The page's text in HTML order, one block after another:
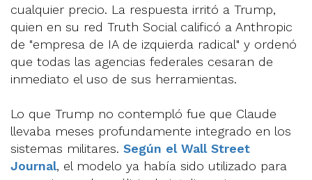
cualquier precio. La respuesta irritó a Trump,
quien en su red Truth Social calificó a Anthropic
de "empresa de IA de izquierda radical" y ordenó
que todas las agencias federales cesaran de
inmediato el uso de sus herramientas.
Lo que Trump no contempló fue que Claude
llevaba meses profundamente integrado en los
sistemas militares. Según el Wall Street
Journal, el modelo ya había sido utilizado para